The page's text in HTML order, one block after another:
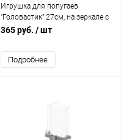
Игрушка для попугаев
"Головастик" 27см, на зеркале с
колокольчиком
365 руб. / шт
Подробнее